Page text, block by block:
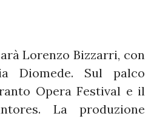
Lorenzo Bizzarri, con
Diomede. Sul palco
Opera Festival e il
La produzione